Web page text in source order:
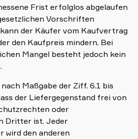
Frist erfolglos abgelaufen
Vorschriften
der Käufer vom Kaufvertrag
den Kaufpreis mindern. Bei
Mangel besteht jedoch kein
Maßgabe der Ziff. 6.1 bis
der Liefergegenstand frei von
oder
Dritter ist. Jeder
wird den anderen